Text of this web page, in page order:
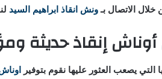
خلال الاتصال بـونش انقاذ ابراهيم السيد
أوناش إنقاذ حديثة
يصعب العثور عليها نقوم بتوفير